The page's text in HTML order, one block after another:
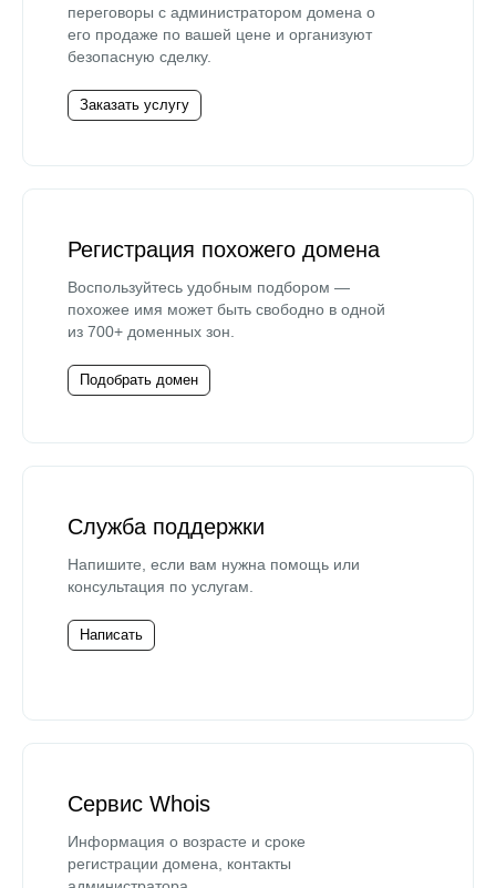
переговоры с администратором домена о
его продаже по вашей цене и организуют
безопасную сделку.
Заказать услугу
Регистрация похожего домена
Воспользуйтесь удобным подбором —
похожее имя может быть свободно в одной
из 700+ доменных зон.
Подобрать домен
Служба поддержки
Напишите, если вам нужна помощь или
консультация по услугам.
Написать
Сервис Whois
Информация о возрасте и сроке
регистрации домена, контакты